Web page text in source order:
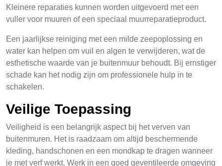
Kleinere reparaties kunnen worden uitgevoerd met een
vuller voor muuren of een speciaal muurreparatieproduct.
Een jaarlijkse reiniging met een milde zeepoplossing en
water kan helpen om vuil en algen te verwijderen, wat de
esthetische waarde van je buitenmuur behoudt. Bij ernstiger
schade kan het nodig zijn om professionele hulp in te
schakelen.
Veilige Toepassing
Veiligheid is een belangrijk aspect bij het verven van
buitenmuren. Het is raadzaam om altijd beschermende
kleding, handschonen en een mondkap te dragen wanneer
je met verf werkt. Werk in een goed geventileerde omgeving